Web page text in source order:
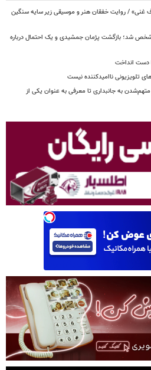
غنی» / روایت خفقان هنر و موسیقی زیر سایه سنگین
۸» و «زیرخاکی ۵» مشخص شد؛ بازگشت پژمان جمشیدی و یک احتمال درباره
دست انداخت
تلویزیونی ناامیدکننده نیست
متهم‌شدن به جانبداری تا معرفی به عنوان یکی از